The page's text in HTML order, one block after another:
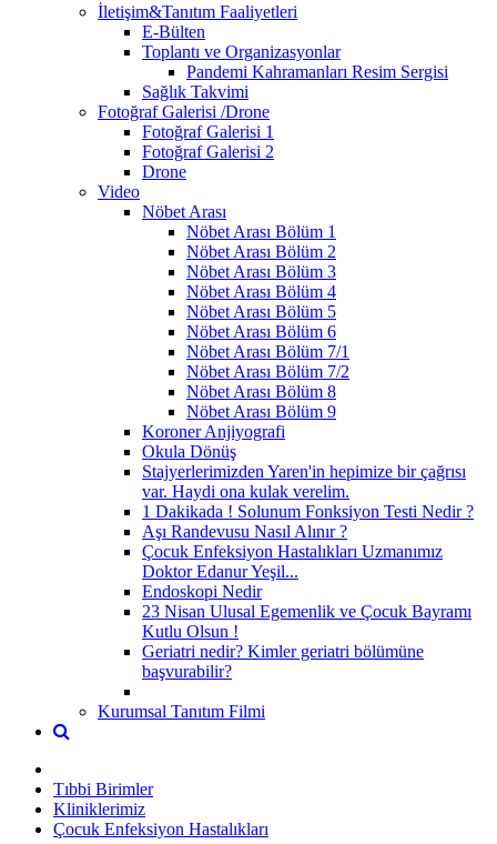
İletişim&Tanıtım Faaliyetleri
E-Bülten
Toplantı ve Organizasyonlar
Pandemi Kahramanları Resim Sergisi
Sağlık Takvimi
Fotoğraf Galerisi /Drone
Fotoğraf Galerisi 1
Fotoğraf Galerisi 2
Drone
Video
Nöbet Arası
Nöbet Arası Bölüm 1
Nöbet Arası Bölüm 2
Nöbet Arası Bölüm 3
Nöbet Arası Bölüm 4
Nöbet Arası Bölüm 5
Nöbet Arası Bölüm 6
Nöbet Arası Bölüm 7/1
Nöbet Arası Bölüm 7/2
Nöbet Arası Bölüm 8
Nöbet Arası Bölüm 9
Koroner Anjiyografi
Okula Dönüş
Stajyerlerimizden Yaren'in hepimize bir çağrısı
var. Haydi ona kulak verelim.
1 Dakikada ! Solunum Fonksiyon Testi Nedir ?
Aşı Randevusu Nasıl Alınır ?
Çocuk Enfeksiyon Hastalıkları Uzmanımız
Doktor Edanur Yeşil...
Endoskopi Nedir
23 Nisan Ulusal Egemenlik ve Çocuk Bayramı
Kutlu Olsun !
Geriatri nedir? Kimler geriatri bölümüne
başvurabilir?
Kurumsal Tanıtım Filmi
Tıbbi Birimler
Kliniklerimiz
Çocuk Enfeksiyon Hastalıkları